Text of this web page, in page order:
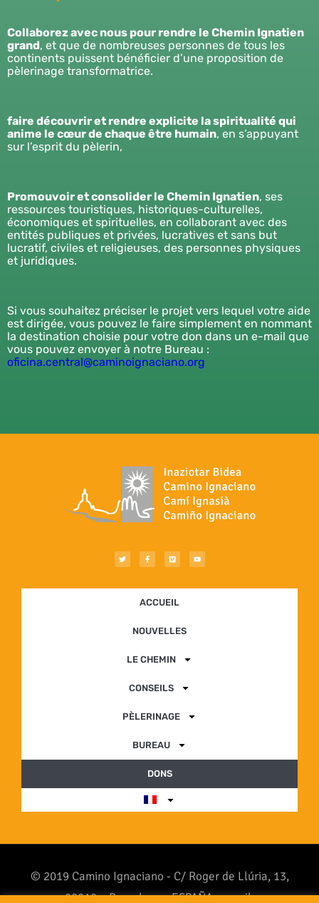
Collaborez avec nous pour rendre le Chemin Ignatien
grand, et que de nombreuses personnes de tous les
continents puissent bénéficier d’une proposition de
pèlerinage transformatrice.
faire découvrir et rendre explicite la spiritualité qui
anime le cœur de chaque être humain, en s’appuyant
sur l’esprit du pèlerin,
Promouvoir et consolider le Chemin Ignatien, ses
ressources touristiques, historiques-culturelles,
économiques et spirituelles, en collaborant avec des
entités publiques et privées, lucratives et sans but
lucratif, civiles et religieuses, des personnes physiques
et juridiques.
Si vous souhaitez préciser le projet vers lequel votre aide
est dirigée, vous pouvez le faire simplement en nommant
la destination choisie pour votre don dans un e-mail que
vous pouvez envoyer à notre Bureau :
oficina.central@caminoignaciano.org
ACCUEIL
NOUVELLES
LE CHEMIN
CONSEILS
PÈLERINAGE
BUREAU
DONS
© 2019 Camino Ignaciano - C/ Roger de Llúria, 13,
08010 – Barcelona - ESPAÑA - email: